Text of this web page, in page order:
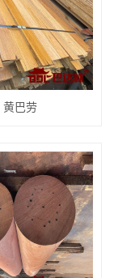
黄巴劳